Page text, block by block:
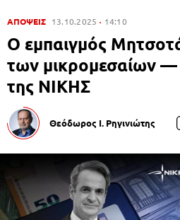
ΑΠΟΨΕΙΣ 13.10.2025 14:10
Ο εμπαιγμός
των μικρομεσαίων —
της ΝΙΚΗΣ
Θεόδωρος Ι. Ρηγινιώτης